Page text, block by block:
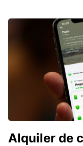
Alquiler de